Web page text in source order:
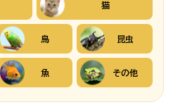
猫
鳥 昆虫
魚 その他